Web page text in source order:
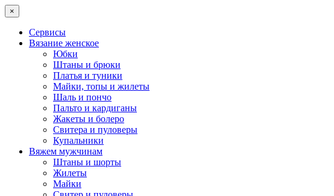
×
Сервисы
Вязание женское
Юбки
Штаны и брюки
Платья и туники
Майки, топы и жилеты
Шаль и пончо
Пальто и кардиганы
Жакеты и болеро
Свитера и пуловеры
Купальники
Вяжем мужчинам
Штаны и шорты
Жилеты
Майки